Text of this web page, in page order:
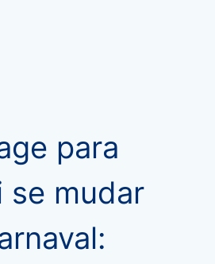
para
se mudar